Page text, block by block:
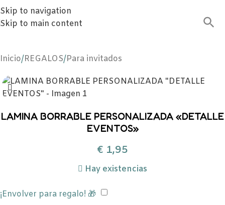
Skip to navigation
Skip to main content
Inicio/REGALOS/Para invitados
LAMINA BORRABLE PERSONALIZADA «DETALLE
EVENTOS»
€ 1,95
Hay existencias
¡Envolver para regalo! 🎁